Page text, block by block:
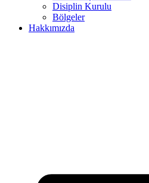
Disiplin Kurulu
Bölgeler
Hakkımızda